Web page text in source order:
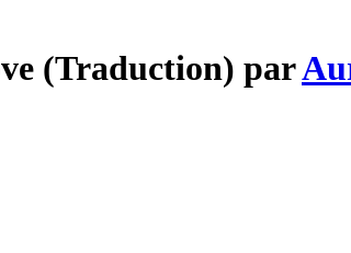
(Traduction) par